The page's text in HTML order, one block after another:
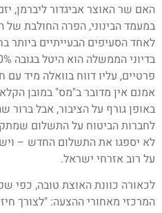
האם שר האוצר אביגדור ליברמן,
במעמד הבינוני, הפרה החולבת של
לאחד הסעיפים הבעייתיים ביותר
פרטיים, עליו דווח בוואלה מיד
אמנם אין מדובר ב"מס" במובן
באופן גורף על הציבור, אבל ברור
לחברות הביטוח על התשלום
לא יספגו את התשלום החדש –
על רוב אזרחי ישראל.
לכאורה כוונת האוצת טובה, כפי
המרכזי מאחורי ההצעה: "לצורך